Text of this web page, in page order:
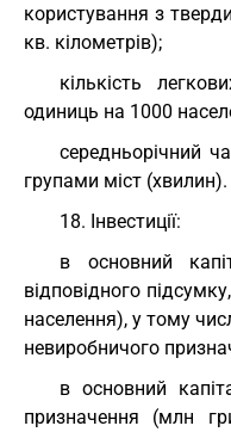
користування з
кв. кілометрів);
кількість
одиниць на 1000
середньорічний
групами міст (хвилин).
18. Інвестиції:
в основний
відповідного
населення), у тому
невиробничого
в основний
призначення (млн